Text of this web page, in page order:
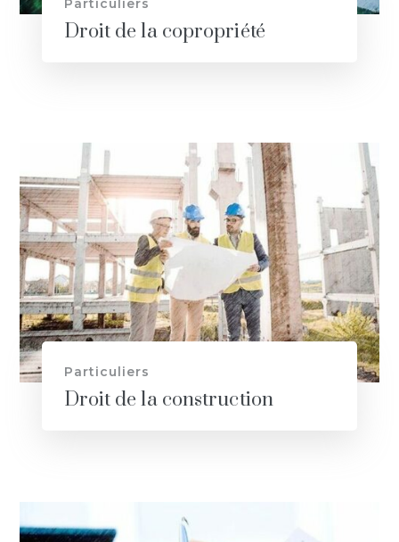
Particuliers
Droit de la copropriété
Particuliers
Droit de la construction